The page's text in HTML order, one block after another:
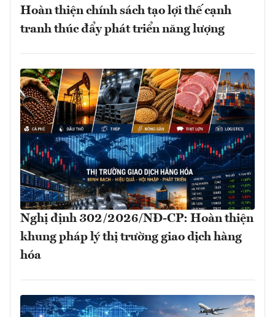
Hoàn thiện chính sách tạo lợi thế cạnh
tranh thúc đẩy phát triển năng lượng
Nghị định 302/2026/NĐ-CP: Hoàn thiện
khung pháp lý thị trường giao dịch hàng
hóa